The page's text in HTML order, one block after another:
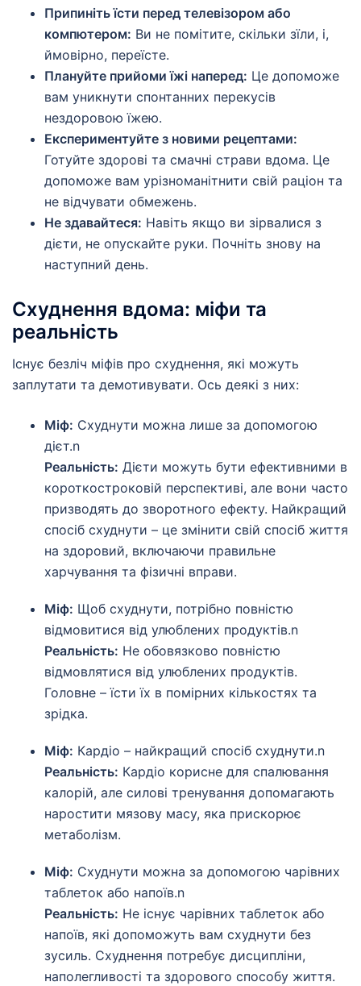
Припиніть їсти перед телевізором або
компютером: Ви не помітите, скільки зїли, і,
ймовірно, переїсте.
Плануйте прийоми їжі наперед: Це допоможе
вам уникнути спонтанних перекусів
нездоровою їжею.
Експериментуйте з новими рецептами:
Готуйте здорові та смачні страви вдома. Це
допоможе вам урізноманітнити свій раціон та
не відчувати обмежень.
Не здавайтеся: Навіть якщо ви зірвалися з
дієти, не опускайте руки. Почніть знову на
наступний день.
Схуднення вдома: міфи та
реальність
Існує безліч міфів про схуднення, які можуть
заплутати та демотивувати. Ось деякі з них:
Міф: Схуднути можна лише за допомогою
дієт.n
Реальність: Дієти можуть бути ефективними в
короткостроковій перспективі, але вони часто
призводять до зворотного ефекту. Найкращий
спосіб схуднути – це змінити свій спосіб життя
на здоровий, включаючи правильне
харчування та фізичні вправи.
Міф: Щоб схуднути, потрібно повністю
відмовитися від улюблених продуктів.n
Реальність: Не обовязково повністю
відмовлятися від улюблених продуктів.
Головне – їсти їх в помірних кількостях та
зрідка.
Міф: Кардіо – найкращий спосіб схуднути.n
Реальність: Кардіо корисне для спалювання
калорій, але силові тренування допомагають
наростити мязову масу, яка прискорює
метаболізм.
Міф: Схуднути можна за допомогою чарівних
таблеток або напоїв.n
Реальність: Не існує чарівних таблеток або
напоїв, які допоможуть вам схуднути без
зусиль. Схуднення потребує дисципліни,
наполегливості та здорового способу життя.